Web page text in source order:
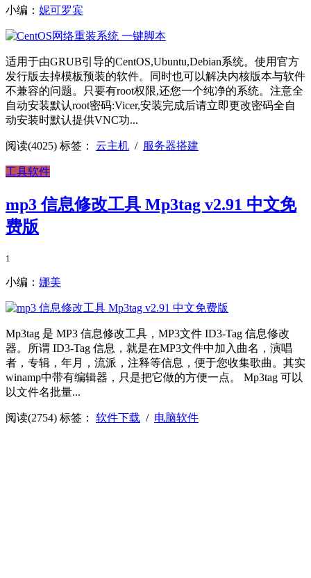
小编： 妮可罗宾
适用于由GRUB引导的CentOS,Ubuntu,Debian系统。使用官方
发行版去掉模板预装的软件。同时也可以解决内核版本与软件
不兼容的问题。只要有root权限,还您一个纯净的系统。注意全
自动安装默认root密码:Vicer,安装完成后请立即更改密码全自
动安装时默认提供VNC功...
阅读(4025) 标签： 云主机 / 服务器搭建
工具软件
mp3 信息修改工具 Mp3tag v2.91 中文免
费版
1
小编： 娜美
Mp3tag 是 MP3 信息修改工具，MP3文件 ID3-Tag 信息修改
器。所谓 ID3-Tag 信息，就是在MP3文件中加入曲名，演唱
者，专辑，年月，流派，注释等信息，便于您收集歌曲。其实
winamp中带有编辑器，只是把它做的方便一点。 Mp3tag 可以
以文件名批量...
阅读(2754) 标签： 软件下载 / 电脑软件